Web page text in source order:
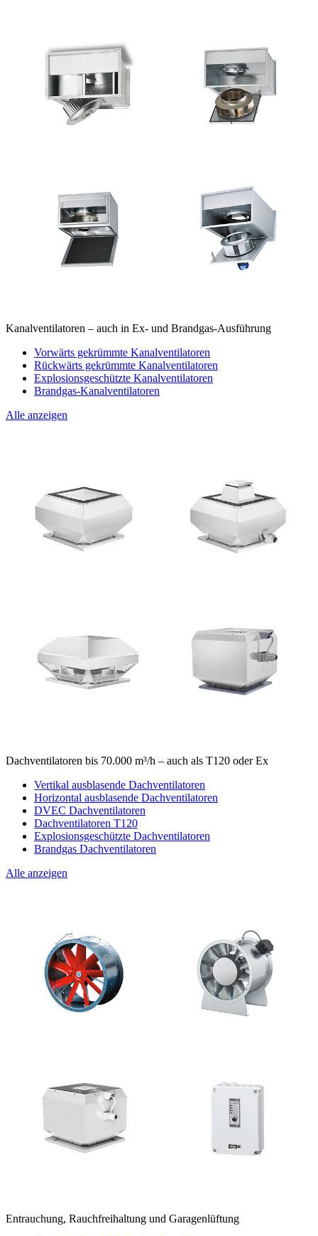
Kanalventilatoren – auch in Ex- und Brandgas-Ausführung
Vorwärts gekrümmte Kanalventilatoren
Rückwärts gekrümmte Kanalventilatoren
Explosionsgeschützte Kanalventilatoren
Brandgas-Kanalventilatoren
Alle anzeigen
Dachventilatoren bis 70.000 m³/h – auch als T120 oder Ex
Vertikal ausblasende Dachventilatoren
Horizontal ausblasende Dachventilatoren
DVEC Dachventilatoren
Dachventilatoren T120
Explosionsgeschützte Dachventilatoren
Brandgas Dachventilatoren
Alle anzeigen
Entrauchung, Rauchfreihaltung und Garagenlüftung